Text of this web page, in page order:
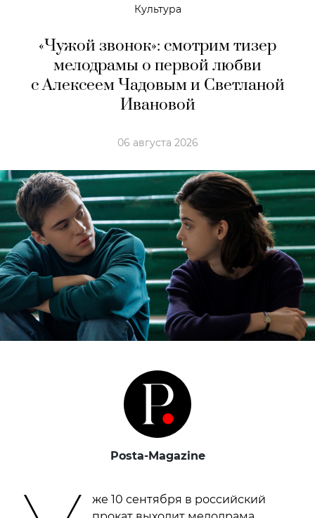
Культура
«Чужой звонок»: смотрим тизер
мелодрамы о первой любви
с Алексеем Чадовым и Светланой
Ивановой
06 августа 2026
Posta-Magazine
же 10 сентября в российский